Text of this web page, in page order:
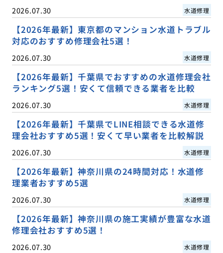
2026.07.30 水道修理
【2026年最新】東京都のマンション水道トラブル
対応のおすすめ修理会社5選！
2026.07.30 水道修理
【2026年最新】千葉県でおすすめの水道修理会社
ランキング5選！安くて信頼できる業者を比較
2026.07.30 水道修理
【2026年最新】千葉県でLINE相談できる水道修
理会社おすすめ5選！安くて早い業者を比較解説
2026.07.30 水道修理
【2026年最新】神奈川県の24時間対応！水道修
理業者おすすめ5選
2026.07.30 水道修理
【2026年最新】神奈川県の施工実績が豊富な水道
修理会社おすすめ5選！
2026.07.30 水道修理